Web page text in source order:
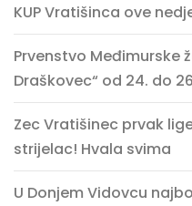
KUP Vratišinca ove
Prvenstvo Međimurske
Draškovec“ od 24. do
Zec Vratišinec prvak
strijelac! Hvala svima
U Donjem Vidovcu